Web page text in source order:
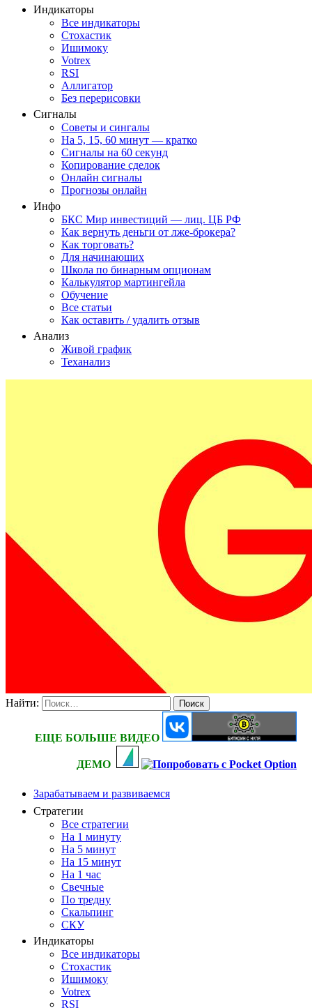
Индикаторы
Все индикаторы
Стохастик
Ишимоку
Votrex
RSI
Аллигатор
Без перерисовки
Сигналы
Советы и сингалы
На 5, 15, 60 минут — кратко
Сигналы на 60 секунд
Копирование сделок
Онлайн сигналы
Прогнозы онлайн
Инфо
БКС Мир инвестиций — лиц. ЦБ РФ
Как вернуть деньги от лже-брокера?
Как торговать?
Для начинающих
Школа по бинарным опционам
Калькулятор мартингейла
Обучение
Все статьи
Как оставить / удалить отзыв
Анализ
Живой график
Теханализ
Найти:
ЕЩЕ БОЛЬШЕ ВИДЕО
ДЕМО
Зарабатываем и развиваемся
Стратегии
Все стратегии
На 1 минуту
На 5 минут
На 15 минут
На 1 час
Свечные
По тредну
Скальпинг
СКУ
Индикаторы
Все индикаторы
Стохастик
Ишимоку
Votrex
RSI